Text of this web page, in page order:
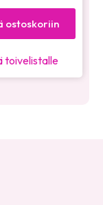
ostoskoriin
toivelistalle